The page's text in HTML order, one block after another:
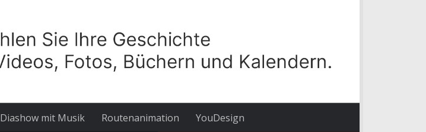
Diashow mit Musik Routenanimation YouDesign